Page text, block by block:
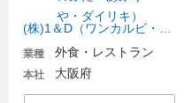
業種 外食・レストラン
本社 大阪府